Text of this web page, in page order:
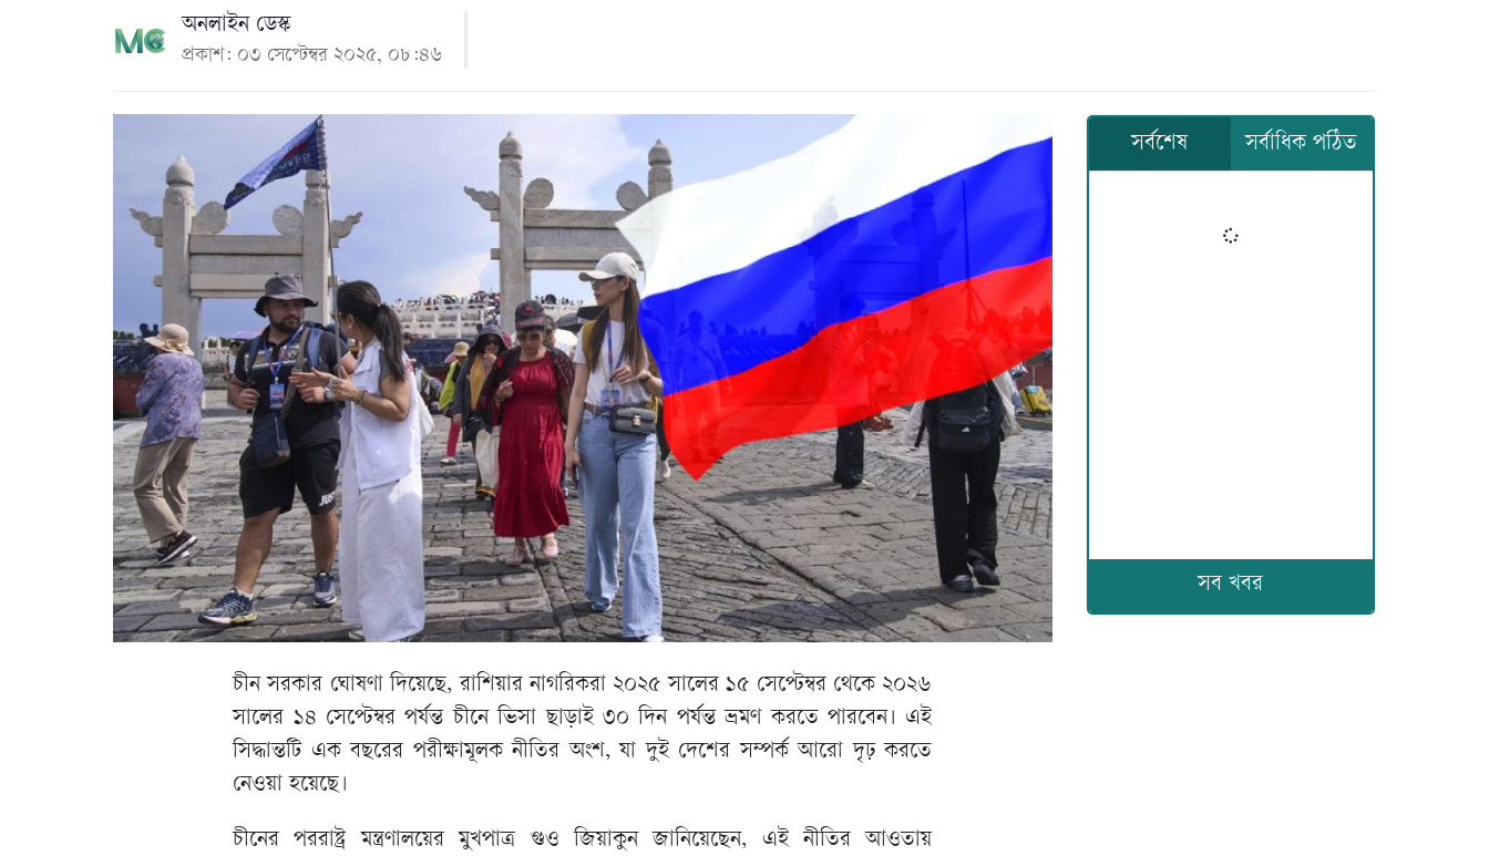
অনলাইন ডেস্ক
প্রকাশ: ০৩ সেপ্টেম্বর ২০২৫, ০৮:৪৬
চীন সরকার ঘোষণা দিয়েছে, রাশিয়ার নাগরিকরা ২০২৫ সালের ১৫ সেপ্টেম্বর থেকে ২০২৬
সালের ১৪ সেপ্টেম্বর পর্যন্ত চীনে ভিসা ছাড়াই ৩০ দিন পর্যন্ত ভ্রমণ করতে পারবেন। এই
সিদ্ধান্তটি এক বছরের পরীক্ষামূলক নীতির অংশ, যা দুই দেশের সম্পর্ক আরো দৃঢ় করতে
নেওয়া হয়েছে।
চীনের পররাষ্ট্র মন্ত্রণালয়ের মুখপাত্র গুও জিয়াকুন জানিয়েছেন, এই নীতির আওতায়
সর্বশেষ সর্বাধিক পঠিত
সব খবর